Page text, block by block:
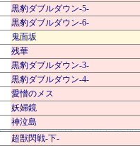
黒豹ダブルダウン-5-
黒豹ダブルダウン-6-
鬼面坂
残華
黒豹ダブルダウン-3-
黒豹ダブルダウン-4-
愛憎のメス
妖婦鏡
神泣島
超獣閃戦-下-